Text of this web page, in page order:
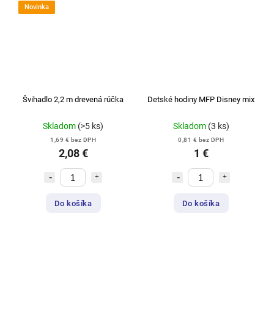
Novinka
Švihadlo 2,2 m drevená rúčka
Skladom (>5 ks)
1,69 € bez DPH
2,08 €
Do košíka
Detské hodiny MFP Disney mix
Skladom (3 ks)
0,81 € bez DPH
1 €
Do košíka